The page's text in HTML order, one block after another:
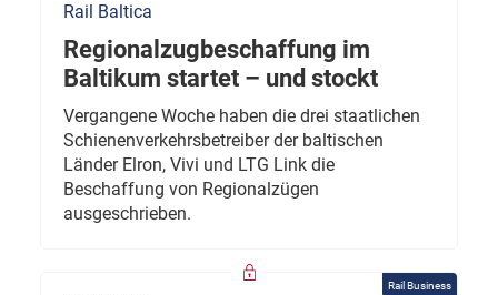
Rail Baltica
Regionalzugbeschaffung im
Baltikum startet – und stockt
Vergangene Woche haben die drei staatlichen
Schienenverkehrsbetreiber der baltischen
Länder Elron, Vivi und LTG Link die
Beschaffung von Regionalzügen
ausgeschrieben.
Rail Business